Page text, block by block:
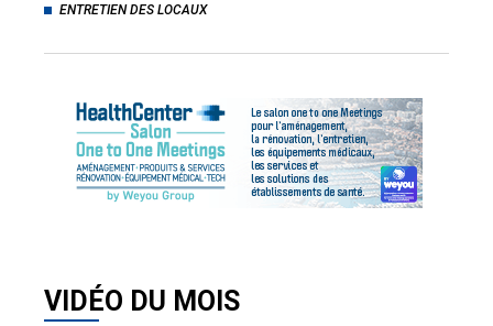
ENTRETIEN DES LOCAUX
VIDÉO DU MOIS